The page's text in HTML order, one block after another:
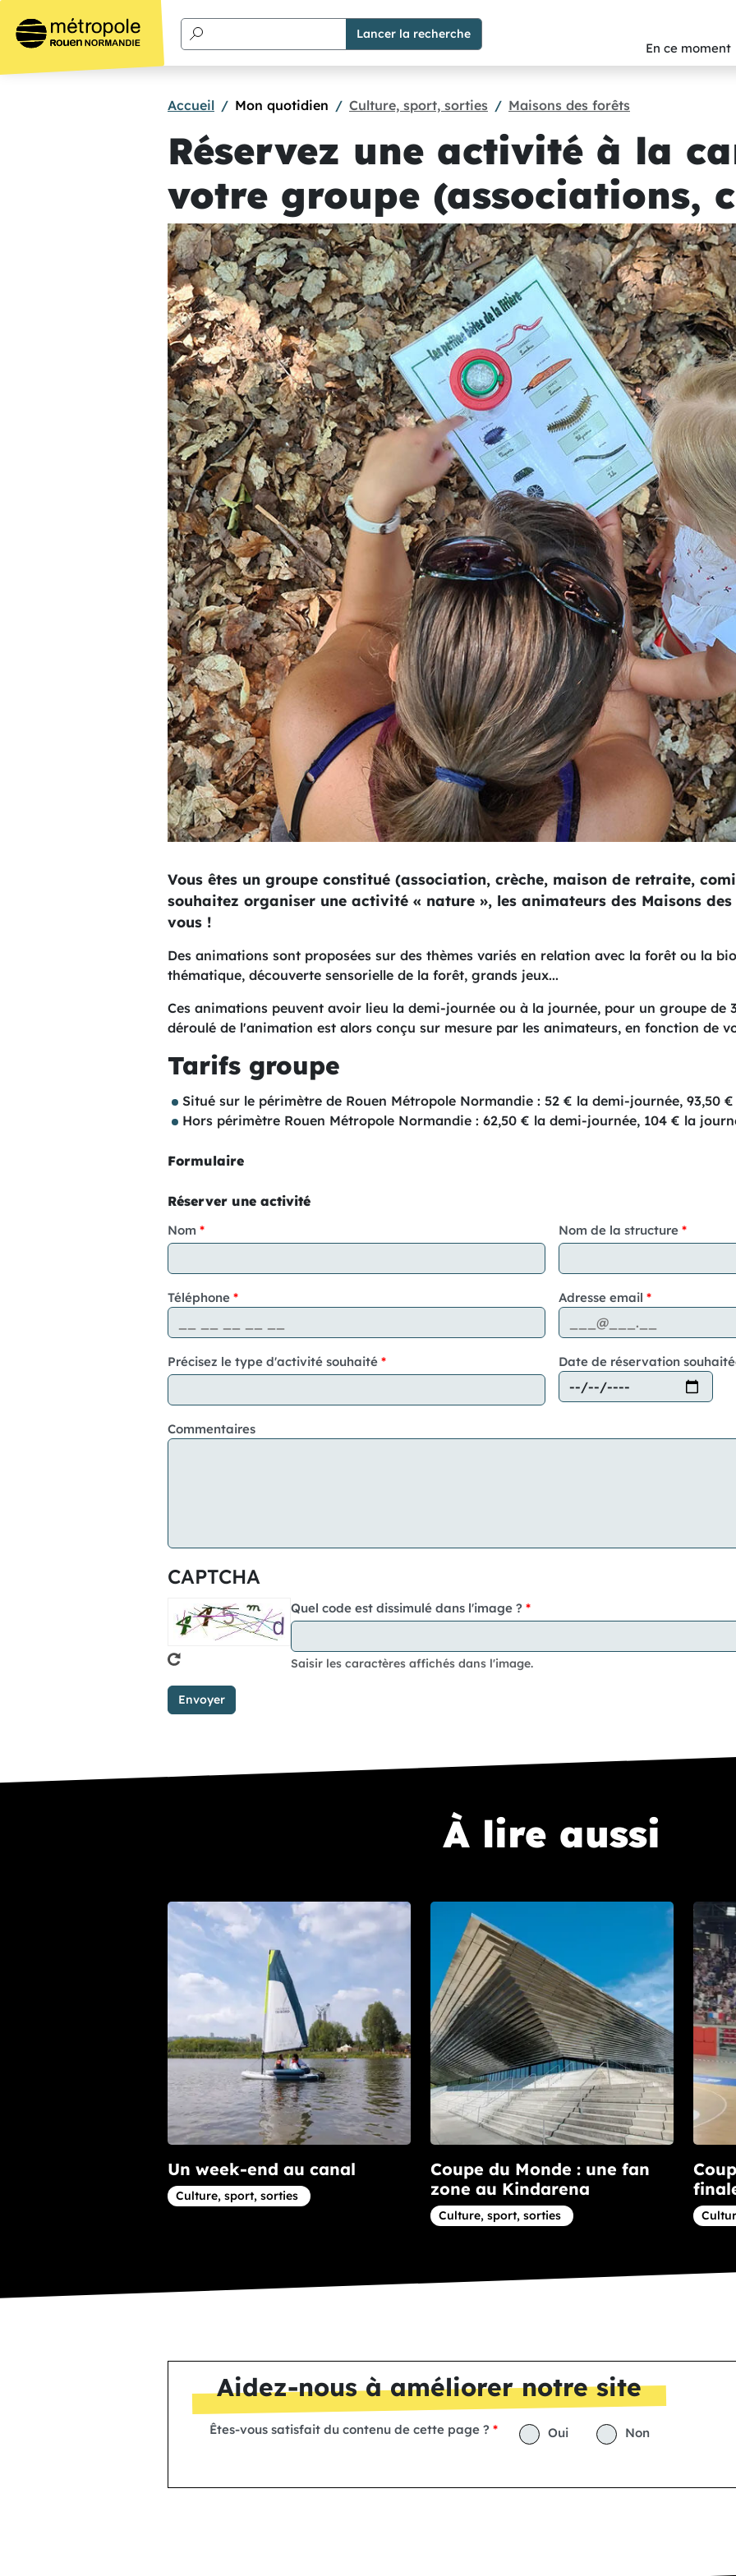
Aller au contenu principal
En ce moment
Accueil Mon quotidien Culture, sport, sorties Maisons des forêts
Réservez une activité à la
votre groupe (associations,
Vous êtes un groupe constitué (association, crèche, maison de retraite,
souhaitez organiser une activité « nature », les animateurs des Maisons
vous !
Des animations sont proposées sur des thèmes variés en relation avec la forêt ou la
thématique, découverte sensorielle de la forêt, grands jeux...
Ces animations peuvent avoir lieu la demi-journée ou à la journée, pour un groupe de
déroulé de l'animation est alors conçu sur mesure par les animateurs, en fonction de
Tarifs groupe
Situé sur le périmètre de Rouen Métropole Normandie : 52 € la demi-journée, 93,50
Hors périmètre Rouen Métropole Normandie : 62,50 € la demi-journée, 104 € la
Formulaire
Réserver une activité
Nom Nom de la structure
Téléphone Adresse email
Précisez le type d'activité souhaité Date de réservation
Commentaires
CAPTCHA
Quel code est dissimulé dans l'image ?
Saisir les caractères affichés dans l'image.
À lire aussi
Un week-end au canal
Article concernant la thématique
Culture, sport, sorties
Coupe du Monde : une fan
zone au Kindarena
Article concernant la thématique
Culture, sport, sorties
Aidez-nous à améliorer notre site
Êtes-vous satisfait du contenu de cette page ? Oui Non